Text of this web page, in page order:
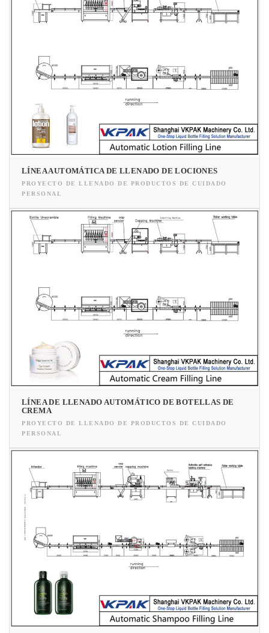
LÍNEA AUTOMÁTICA DE LLENADO DE LOCIONES
PROYECTO DE LLENADO DE PRODUCTOS DE CUIDADO
PERSONAL
LÍNEA DE LLENADO AUTOMÁTICO DE BOTELLAS DE
CREMA
PROYECTO DE LLENADO DE PRODUCTOS DE CUIDADO
PERSONAL